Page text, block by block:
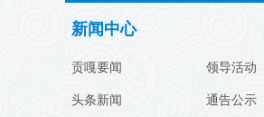
新闻中心
贡嘎要闻
头条新闻
领导活动
通告公示